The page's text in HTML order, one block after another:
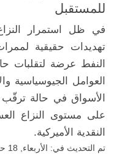
للمستقبل
في ظل استمرار
تهديدات حقيقية
النفط عرضة لتقلبات
العوامل الجيوسياسية
الأسواق في حالة
على مستوى النزاع
النقدية الأميركية.
تم التحديث في: الأربعاء, 18 حزيران 2025 11:57